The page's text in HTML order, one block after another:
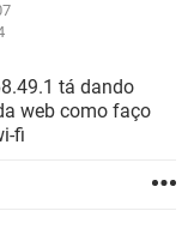
tá dando
web como faço
fi